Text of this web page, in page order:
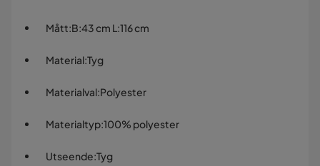
Mått:B:43 cm L:116 cm
Material:Tyg
Materialval:Polyester
Materialtyp:100% polyester
Utseende:Tyg